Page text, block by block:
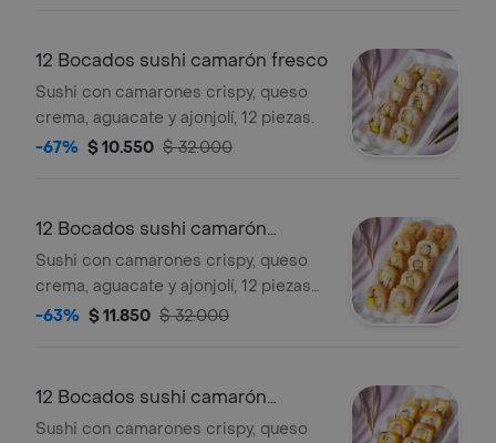
12 Bocados sushi camarón fresco
Sushi con camarones crispy, queso
crema, aguacate y ajonjolí, 12 piezas.
-67% $ 10.550 $ 32.000
12 Bocados sushi camarón
tempura
Sushi con camarones crispy, queso
crema, aguacate y ajonjolí, 12 piezas
tempura.
-63% $ 11.850 $ 32.000
12 Bocados sushi camarón
tropical
Sushi con camarones crispy, queso